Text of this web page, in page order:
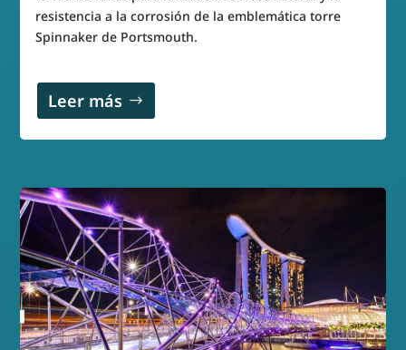
resistencia a la corrosión de la emblemática torre
Spinnaker de Portsmouth.
Leer más